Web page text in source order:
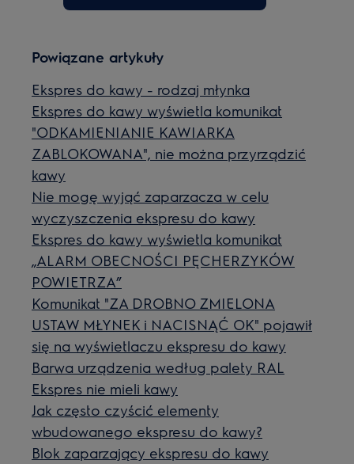
Powiązane artykuły
Ekspres do kawy - rodzaj młynka
Ekspres do kawy wyświetla komunikat
"ODKAMIENIANIE KAWIARKA
ZABLOKOWANA", nie można przyrządzić
kawy
Nie mogę wyjąć zaparzacza w celu
wyczyszczenia ekspresu do kawy
Ekspres do kawy wyświetla komunikat
„ALARM OBECNOŚCI PĘCHERZYKÓW
POWIETRZA”
Komunikat "ZA DROBNO ZMIELONA
USTAW MŁYNEK i NACISNĄĆ OK" pojawił
się na wyświetlaczu ekspresu do kawy
Barwa urządzenia według palety RAL
Ekspres nie mieli kawy
Jak często czyścić elementy
wbudowanego ekspresu do kawy?
Blok zaparzający ekspresu do kawy